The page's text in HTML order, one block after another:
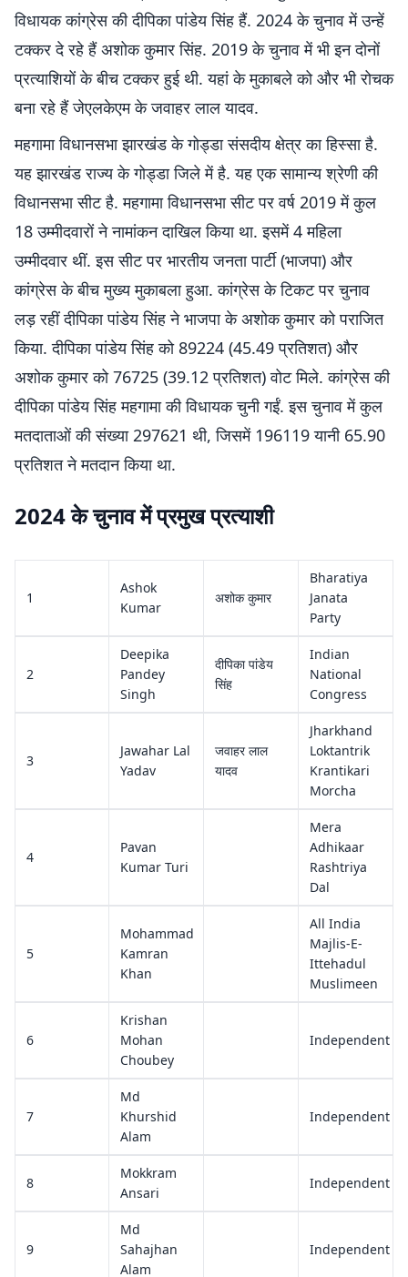
विधायक कांग्रेस की दीपिका पांडेय सिंह हैं. 2024 के चुनाव में उन्हें
टक्कर दे रहे हैं अशोक कुमार सिंह. 2019 के चुनाव में भी इन दोनों
प्रत्याशियों के बीच टक्कर हुई थी. यहां के मुकाबले को और भी रोचक
बना रहे हैं जेएलकेएम के जवाहर लाल यादव.
महगामा विधानसभा झारखंड के गोड्डा संसदीय क्षेत्र का हिस्सा है.
यह झारखंड राज्य के गोड्डा जिले में है. यह एक सामान्य श्रेणी की
विधानसभा सीट है. महगामा विधानसभा सीट पर वर्ष 2019 में कुल
18 उम्मीदवारों ने नामांकन दाखिल किया था. इसमें 4 महिला
उम्मीदवार थीं. इस सीट पर भारतीय जनता पार्टी (भाजपा) और
कांग्रेस के बीच मुख्य मुकाबला हुआ. कांग्रेस के टिकट पर चुनाव
लड़ रहीं दीपिका पांडेय सिंह ने भाजपा के अशोक कुमार को पराजित
किया. दीपिका पांडेय सिंह को 89224 (45.49 प्रतिशत) और
अशोक कुमार को 76725 (39.12 प्रतिशत) वोट मिले. कांग्रेस की
दीपिका पांडेय सिंह महगामा की विधायक चुनी गईं. इस चुनाव में कुल
मतदाताओं की संख्या 297621 थी, जिसमें 196119 यानी 65.90
प्रतिशत ने मतदान किया था.
2024 के चुनाव में प्रमुख प्रत्याशी
1
Ashok
Kumar
अशोक कुमार
Bharatiya
Janata
Party
2
Deepika
Pandey
Singh
दीपिका पांडेय
सिंह
Indian
National
Congress
3
Jawahar Lal
Yadav
जवाहर लाल
यादव
Jharkhand
Loktantrik
Krantikari
Morcha
4
Pavan
Kumar Turi
Mera
Adhikaar
Rashtriya
Dal
5
Mohammad
Kamran
Khan
All India
Majlis-E-
Ittehadul
Muslimeen
6
Krishan
Mohan
Choubey
Independent
7
Md
Khurshid
Alam
Independent
8
Mokkram
Ansari
Independent
9
Md
Sahajhan
Alam
Independent